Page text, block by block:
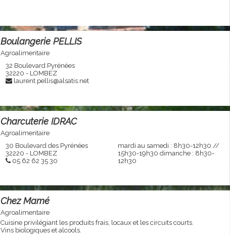
Boulangerie PELLIS
Agroalimentaire
32 Boulevard Pyrénées
32220 - LOMBEZ
laurent.pellis@alsatis.net
Charcuterie IDRAC
Agroalimentaire
30 Boulevard des Pyrénées
32220 - LOMBEZ
05 62 62 35 30
mardi au samedi : 8h30-12h30 //
15h30-19h30 dimanche : 8h30-
12h30
Chez Mamé
Agroalimentaire
Cuisine privilégiant les produits frais, locaux et les circuits courts.
Vins biologiques et alcools.